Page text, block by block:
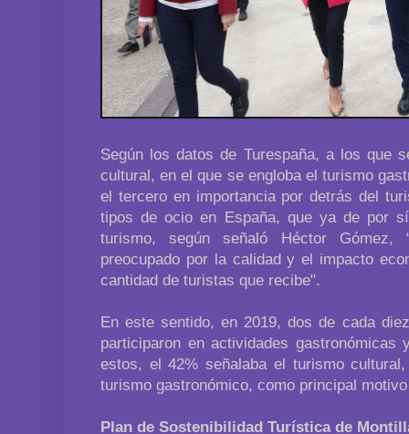
Según los datos de Turespaña, a los que
cultural, en el que se engloba el turismo
el tercero en importancia por detrás del
tipos de ocio en España, que ya de por
turismo, según señaló Héctor
preocupado por la calidad y el impacto
cantidad de turistas que recibe".
En este sentido, en 2019, dos de cada
participaron en actividades
estos, el 42% señalaba el turismo
turismo gastronómico, como principal
Plan de Sostenibilidad Turística de